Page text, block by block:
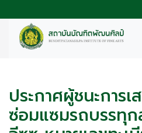
ประกาศผู้ชนะการเ
ซ่อมแซมรถบรรทุ